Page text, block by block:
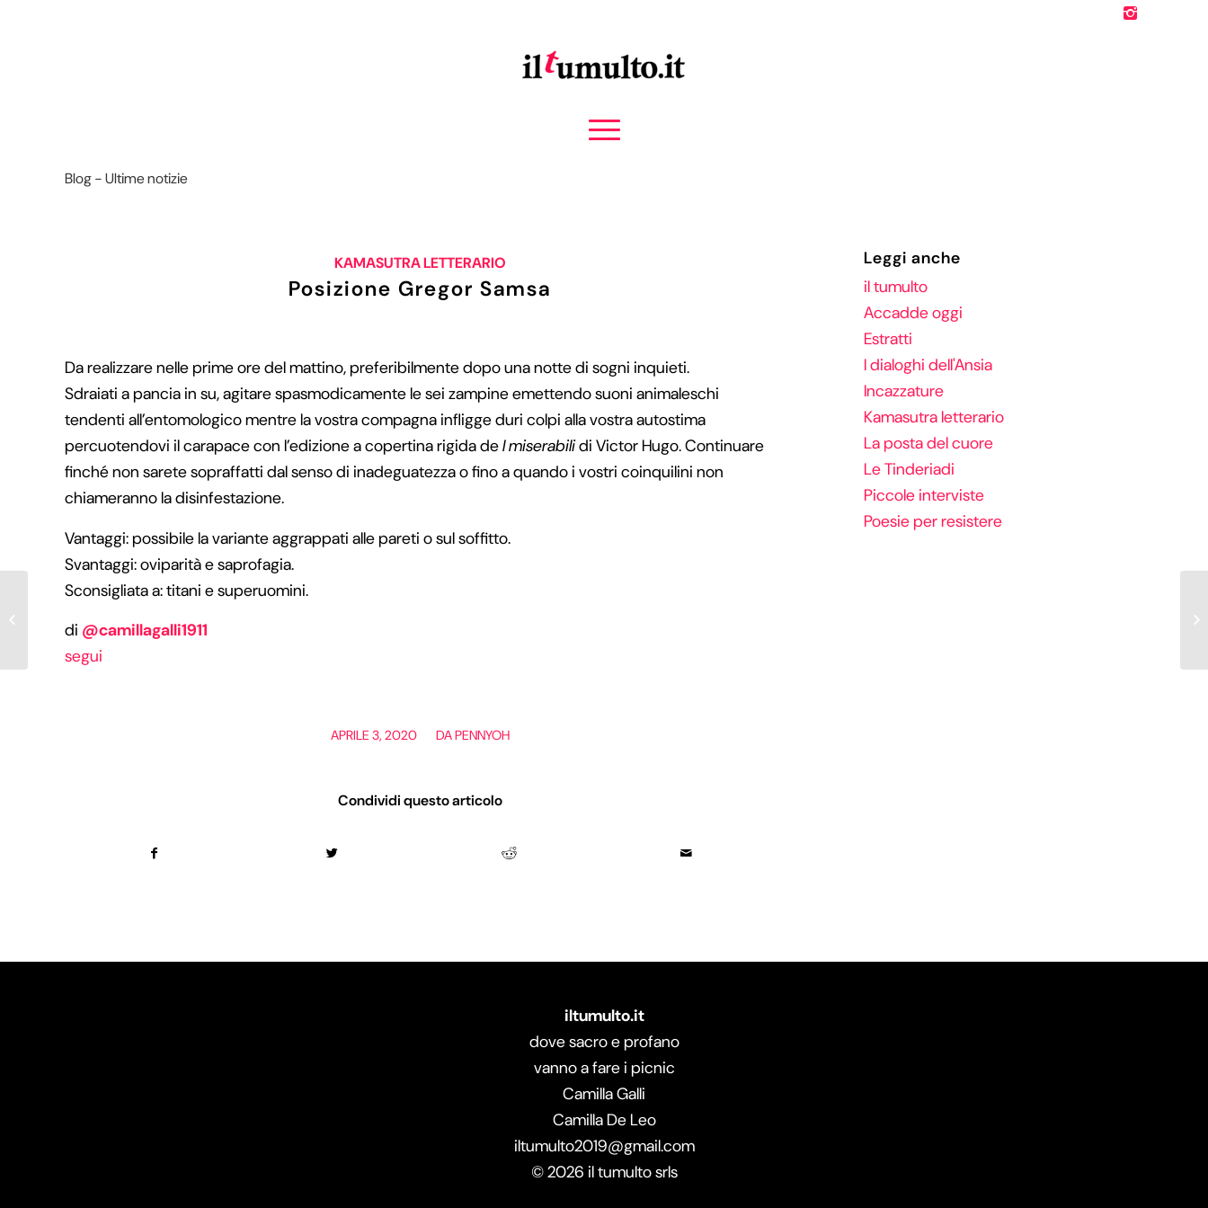
Blog - Ultime notizie
KAMASUTRA LETTERARIO
Posizione Gregor Samsa
Da realizzare nelle prime ore del mattino, preferibilmente dopo una notte di sogni inquieti.
Sdraiati a pancia in su, agitare spasmodicamente le sei zampine emettendo suoni animaleschi
tendenti all’entomologico mentre la vostra compagna infligge duri colpi alla vostra autostima
percuotendovi il carapace con l’edizione a copertina rigida deI miserabilidi Victor Hugo. Continuare
finché non sarete sopraffatti dal senso di inadeguatezza o fino a quando i vostri coinquilini non
chiameranno la disinfestazione.
Vantaggi: possibile la variante aggrappati alle pareti o sul soffitto.
Svantaggi: oviparità e saprofagia.
Sconsigliata a: titani e superuomini.
di @camillagalli1911
segui
APRILE 3, 2020
/ DAPENNYOH
Condividi questo articolo
Leggi anche
il tumulto
Accadde oggi
Estratti
I dialoghi dell'Ansia
Incazzature
Kamasutra letterario
La posta del cuore
Le Tinderiadi
Piccole interviste
Poesie per resistere
iltumulto.it
dove sacro e profano
vanno a fare i picnic
Camilla Galli
Camilla De Leo
iltumulto2019@gmail.com
©2026 il tumulto srls